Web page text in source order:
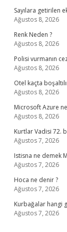
Sayılara getirilen
Ağustos 8, 2026
Renk Neden ?
Ağustos 8, 2026
Polisi vurmanın
Ağustos 8, 2026
Otel kaçta
Ağustos 8, 2026
Microsoft Azure
Ağustos 8, 2026
Kurtlar Vadisi 72.
Ağustos 7, 2026
Istisna ne demek
Ağustos 7, 2026
Hoca ne denir ?
Ağustos 7, 2026
Kurbağalar hangi
Ağustos 7, 2026